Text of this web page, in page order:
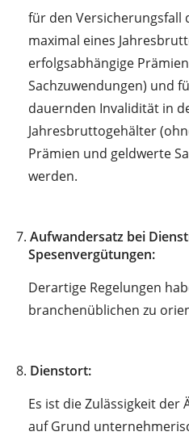
für den Versicherungsfall
maximal eines
erfolgsabhängige
Sachzuwendungen) und
dauernden Invalidität in
Jahresbruttogehälter
Prämien und geldwerte
werden.
7. Aufwandersatz bei
Spesenvergütungen:
Derartige Regelungen
branchenüblichen zu
8. Dienstort:
Es ist die Zulässigkeit
auf Grund